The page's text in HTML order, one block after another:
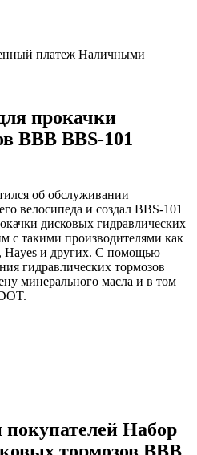
платеж Наличными
прокачки
BBB BBS-101
об обслуживании
велосипеда и создал BBS-101
дисковых гидравлических
с такими производителями как
Hayes и других. С помощью
гидравлических тормозов
минерального масла и в том
Набор
тормозов BBB